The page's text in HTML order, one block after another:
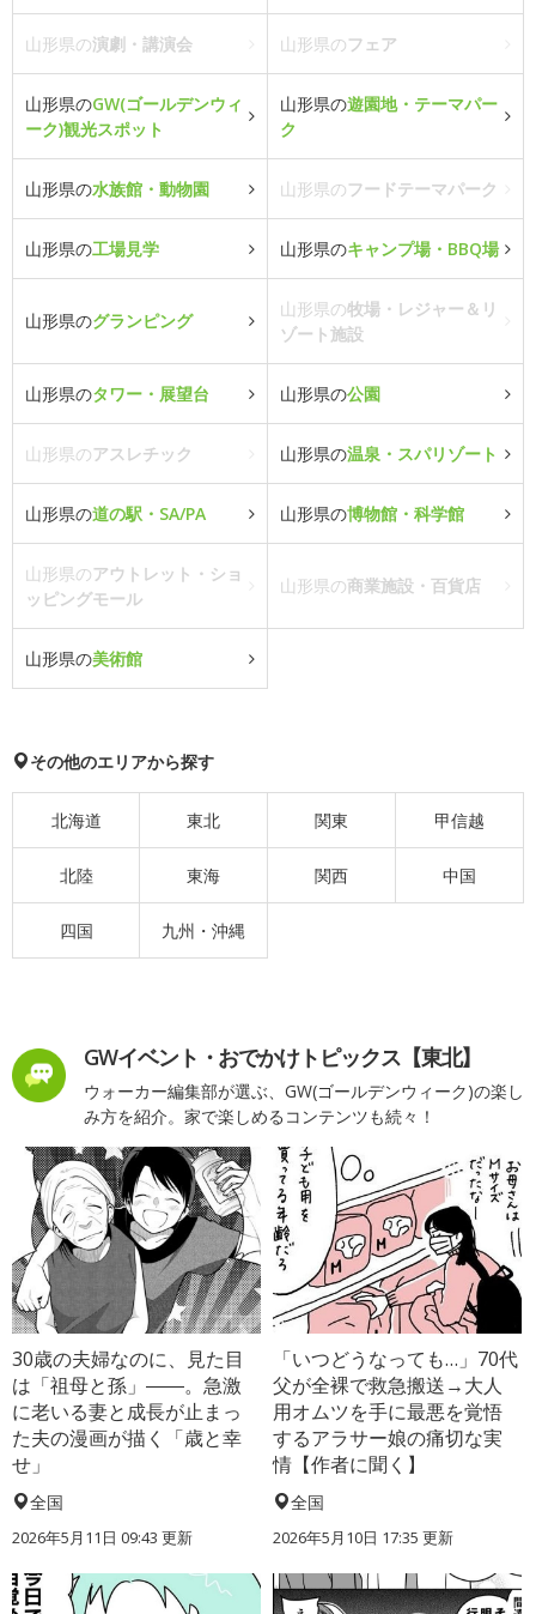
山形県の演劇・講演会 山形県のフェア
山形県のGW(ゴールデンウィ
ーク)観光スポット
山形県の遊園地・テーマパー
ク
山形県の水族館・動物園 山形県のフードテーマパーク
山形県の工場見学 山形県のキャンプ場・BBQ場
山形県のグランピング
山形県の牧場・レジャー＆リ
ゾート施設
山形県のタワー・展望台 山形県の公園
山形県のアスレチック 山形県の温泉・スパリゾート
山形県の道の駅・SA/PA 山形県の博物館・科学館
山形県のアウトレット・ショ
ッピングモール
山形県の商業施設・百貨店
山形県の美術館
その他のエリアから探す
北海道 東北 関東 甲信越
北陸 東海 関西 中国
四国 九州・沖縄
GWイベント・おでかけトピックス【東北】
ウォーカー編集部が選ぶ、GW(ゴールデンウィーク)の楽し
み方を紹介。家で楽しめるコンテンツも続々！
30歳の夫婦なのに、見た目
は「祖母と孫」――。急激
に老いる妻と成長が止まっ
た夫の漫画が描く「歳と幸
せ」
全国
2026年5月11日 09:43 更新
「いつどうなっても…」70代
父が全裸で救急搬送→大人
用オムツを手に最悪を覚悟
するアラサー娘の痛切な実
情【作者に聞く】
全国
2026年5月10日 17:35 更新